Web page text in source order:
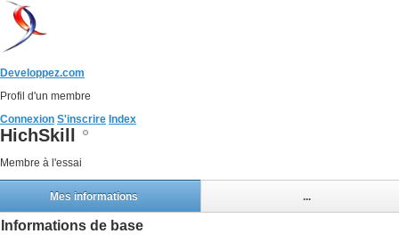
Developpez.com
Profil d'un membre
Connexion S'inscrire Index
HichSkill
Membre à l'essai
Mes informations ...
Informations de base